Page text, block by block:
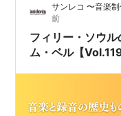
レルズは…サンレコ 〜音楽
前
フィリー・ソウ
ム・ベル【